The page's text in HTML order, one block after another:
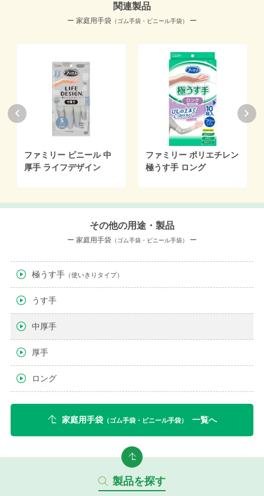
関連製品
ー 家庭用手袋 （ゴム手袋・ビニール手袋） ー
ファミリー ビニール 中
厚手 ライフデザイン
ファミリー ポリエチレン
極うす手 ロング
その他の用途・製品
ー 家庭用手袋 （ゴム手袋・ビニール手袋） ー
極うす手（使いきりタイプ）
うす手
中厚手
厚手
ロング
家庭用手袋（ゴム手袋・ビニール手袋） 一覧へ
製品を探す